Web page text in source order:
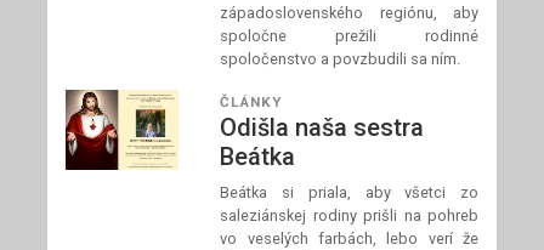
západoslovenského regiónu, aby
spoločne prežili rodinné
spoločenstvo a povzbudili sa ním.
ČLÁNKY
Odišla naša sestra
Beátka
Beátka si priala, aby všetci zo
saleziánskej rodiny prišli na pohreb
vo veselých farbách, lebo verí že